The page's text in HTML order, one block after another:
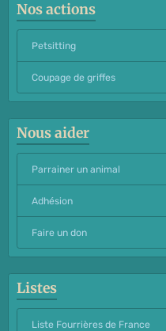
Nos actions
Petsitting
Coupage de griffes
Nous aider
Parrainer un animal
Adhésion
Faire un don
Listes
Liste Fourrières de France